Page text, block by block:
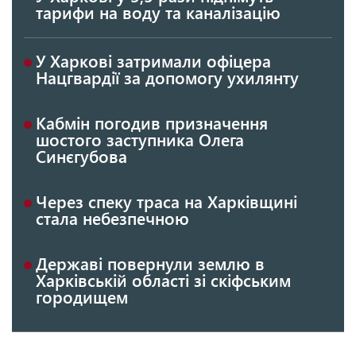
тарифи на воду та каналізацію
У Харкові затримали офіцера
Нацгвардії за допомогу ухилянту
Кабмін погодив призначення
шостого заступника Олега
Синєгубова
Через спеку траса на Харківщині
стала небезпечною
Державі повернули землю в
Харківській області зі скіфським
городищем